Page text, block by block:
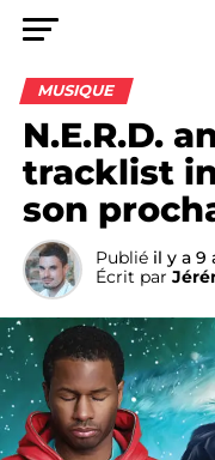
MUSIQUE
N.E.R.D.
tracklist
son
Publié il y a 9
Écrit par